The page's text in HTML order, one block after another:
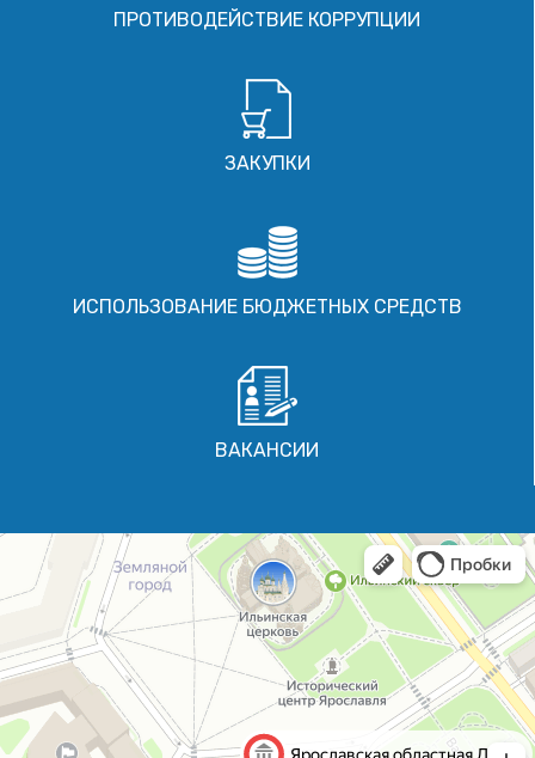
ПРОТИВОДЕЙСТВИЕ КОРРУПЦИИ
ЗАКУПКИ
ИСПОЛЬЗОВАНИЕ БЮДЖЕТНЫХ СРЕДСТВ
ВАКАНСИИ